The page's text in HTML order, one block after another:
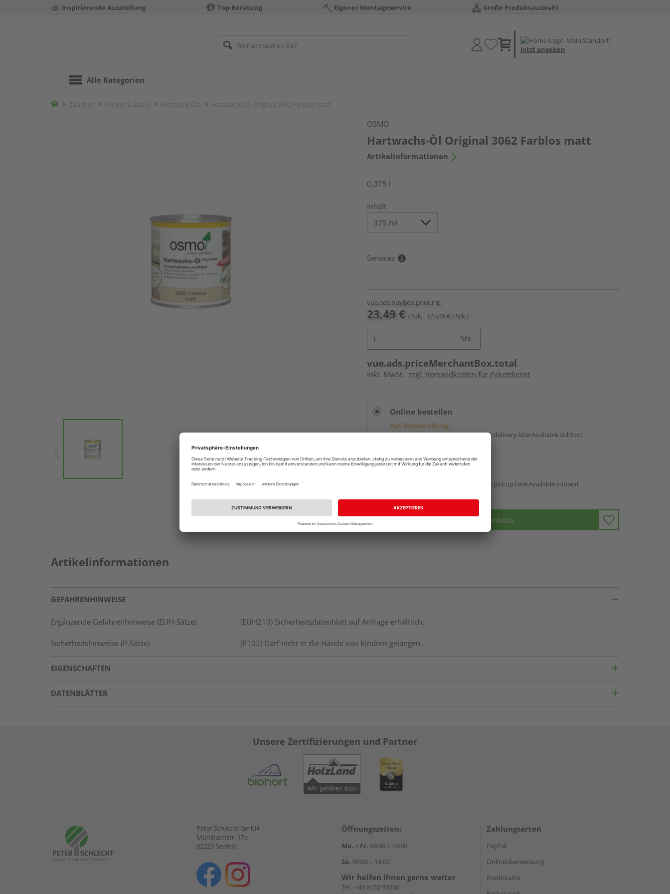
Inspirierende Ausstellung Top-Beratung Eigener Montageservice Große Produktauswahl
Mein Standort:
Jetzt angeben
Alle Kategorien
Home
OSMO
Hartwachs-Öl Original 3062 Farblos matt
Artikelinformationen
0,375 l
Inhalt
Services
vue.ads.buyBox.price.rrp
23,49 € / Stk. (23,49 € / Stk.)
Stk.
vue.ads.priceMerchantBox.total
inkl. MwSt. zzgl. Versandkosten für Paketdienst
Online bestellen
Auf Vorbestellung:
vue.ads.priceMerchantBox.option.delivery.laterAvailable.subtext
Beim Händler abholen
vue.ads.priceMerchantBox.option.pickup.laterAvailable.subtext
In den Warenkorb
Artikelinformationen
GEFAHRENHINWEISE
Ergänzende Gefahrenhinweise (EUH-Sätze) (EUH210) Sicherheitsdatenblatt auf Anfrage erhältlich.
Sicherheitshinweise (P-Sätze) (P102) Darf nicht in die Hände von Kindern gelangen.
EIGENSCHAFTEN
DATENBLÄTTER
Unsere Zertifizierungen und Partner
Peter Schlecht GmbH
Mühlbachstr. 17a
82229 Seefeld
Öffnungszeiten:
Mo. – Fr. 08:00 – 18:00
Sa. 09:00 – 14:00
Wir helfen Ihnen gerne weiter
Tel.: +49 8152 99266
Zahlungsarten
PayPal
Onlineüberweisung
Kreditkarte